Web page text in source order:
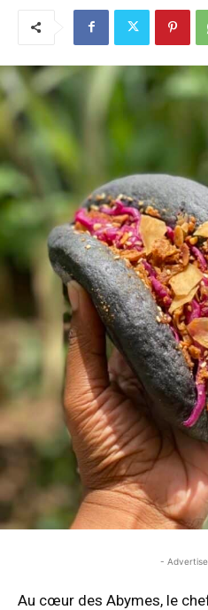
-
Au cœur des Abymes, le